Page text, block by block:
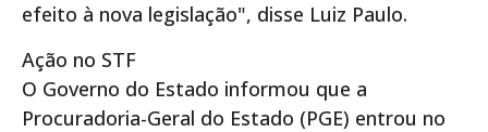
efeito à nova legislação", disse Luiz Paulo.
Ação no STF
O Governo do Estado informou que a
Procuradoria-Geral do Estado (PGE) entrou no